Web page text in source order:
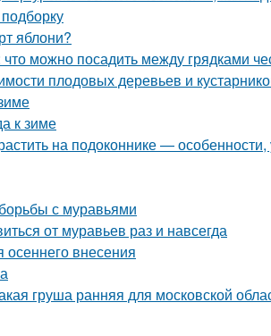
яблони?
можно посадить между грядками
плодовых деревьев и
к зиме
на подоконнике — особенности,
с муравьями
от муравьев раз и навсегда
внесения
груша ранняя для московской